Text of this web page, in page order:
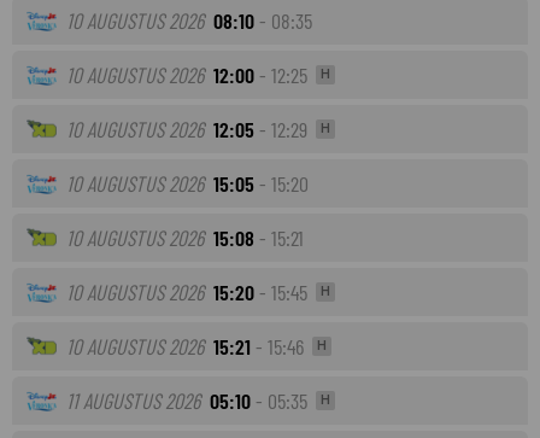
10 AUGUSTUS 2026 08:10 - 08:35
10 AUGUSTUS 2026 12:00 - 12:25 H
10 AUGUSTUS 2026 12:05 - 12:29 H
10 AUGUSTUS 2026 15:05 - 15:20
10 AUGUSTUS 2026 15:08 - 15:21
10 AUGUSTUS 2026 15:20 - 15:45 H
10 AUGUSTUS 2026 15:21 - 15:46 H
11 AUGUSTUS 2026 05:10 - 05:35 H